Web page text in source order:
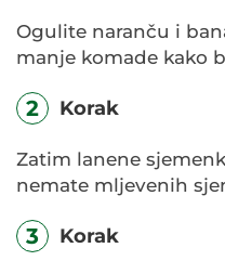
Ogulite naranču i
manje komade kako
2 Korak
Zatim lanene
nemate mljevenih
3 Korak